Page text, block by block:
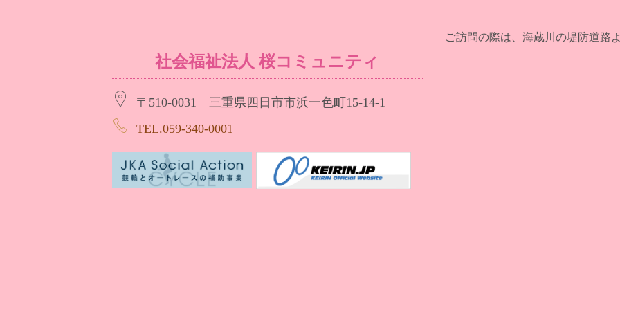
社会福祉法人 桜コミュニティ
〒510-0031 三重県四日市市浜一色町15-14-1
TEL.059-340-0001
ご訪問の際は、海蔵川の堤防道路